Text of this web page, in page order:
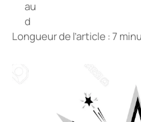
Longueur de l’article : 7